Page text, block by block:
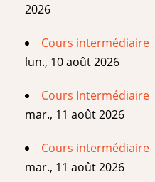
2026
Cours intermédiaire
lun., 10 août 2026
Cours Intermédiaire
mar., 11 août 2026
Cours intermédiaire
mar., 11 août 2026